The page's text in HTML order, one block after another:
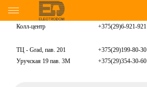
Колл-центр +375(29)6-921-921
ТЦ - Grad, пав. 201 +375(29)199-80-30
Уручская 19 пав. 3М +375(29)354-30-60